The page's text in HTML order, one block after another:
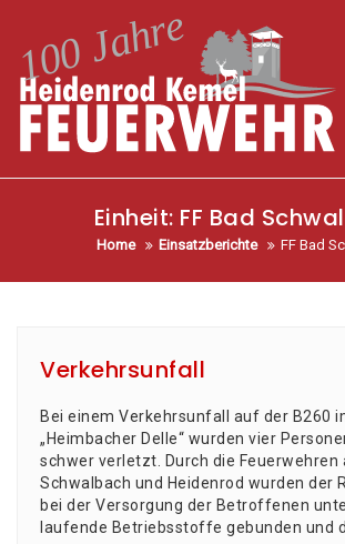
Einheit: FF Bad
Home Einsatzberichte FF Bad
Verkehrsunfall
Bei einem Ver­kehrs­un­fall auf der B260
„Heim­ba­cher Del­le“ wur­den vier
schwer ver­letzt. Durch die Feu­er­weh­ren
Schwal­bach und Hei­den­rod wur­den der
bei der Ver­sor­gung der Betrof­fe­nen
lau­fen­de Betriebs­stof­fe gebun­den und